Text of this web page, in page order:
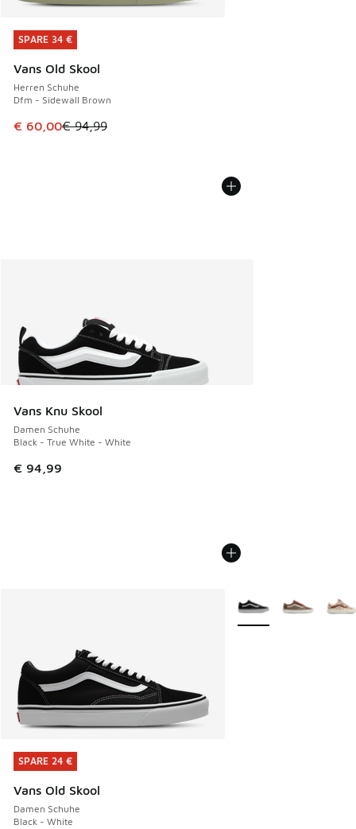
SPARE 34 €
Vans Old Skool
Herren Schuhe
Dfm - Sidewall Brown
Dieser Artikel ist im Sale. Der Preis ist von € 94,99 auf €
€ 60,00€ 94,99
SPARE 34 €
Vans Knu Skool
Damen Schuhe
Black - True White - White
€ 94,99
SPARE 24 €
Vans Old Skool
Damen Schuhe
Black - White
SPARE 24 €
Weitere Farben